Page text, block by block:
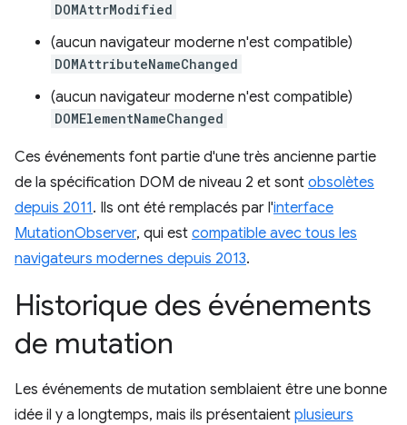
DOMAttrModified
(aucun navigateur moderne n'est compatible)
DOMAttributeNameChanged
(aucun navigateur moderne n'est compatible)
DOMElementNameChanged
Ces événements font partie d'une très ancienne partie
de la spécification DOM de niveau 2 et sont obsolètes
depuis 2011. Ils ont été remplacés par l'interface
MutationObserver, qui est compatible avec tous les
navigateurs modernes depuis 2013.
Historique des événements
de mutation
Les événements de mutation semblaient être une bonne
idée il y a longtemps, mais ils présentaient plusieurs